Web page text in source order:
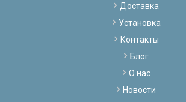
Доставка
Установка
Контакты
Блог
О нас
Новости